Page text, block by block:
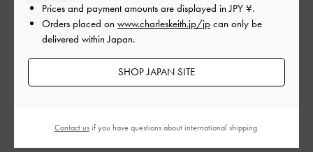
カスタマーレビュー
ご感想をお聞かせください
Prices and payment amounts are displayed inJPY ¥.
Orders placed on www.charleskeith.jp/jp can only be
delivered within Japan.
SHOP JAPAN SITE
Contact usif you have questions about international shipping.